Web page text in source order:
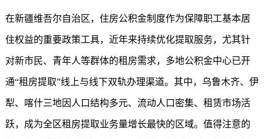
在新疆维吾尔自治区，住房公积金制度作为保障职工基本居
住权益的重要政策工具，近年来持续优化提取服务，尤其针
对新市民、青年人等群体的租房需求，多地公积金中心已开
通“租房提取”线上与线下双轨办理渠道。其中，乌鲁木齐、伊
犁、喀什三地因人口结构多元、流动人口密集、租赁市场活
跃，成为全区租房提取业务量增长最快的区域。值得注意的